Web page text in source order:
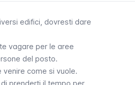
edifici, dovresti dare
vagare per le aree
del posto.
venire come si vuole.
prenderti il tempo per